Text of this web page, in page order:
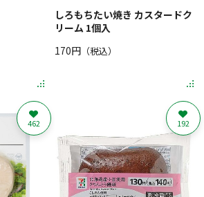
しろもちたい焼き カスタードク
リーム 1個入
170円（税込）
462 192